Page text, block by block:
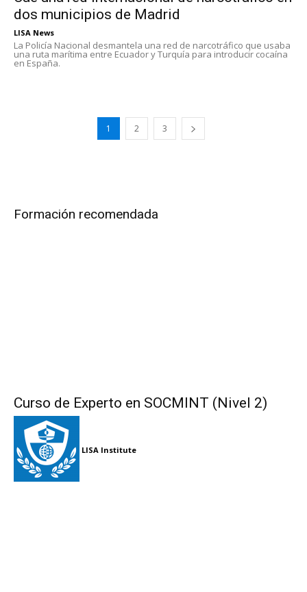
dos municipios de Madrid
LISA News
La Policía Nacional desmantela una red de narcotráfico que usaba
una ruta marítima entre Ecuador y Turquía para introducir cocaína
en España.
1 2 3
Formación recomendada
Curso de Experto en SOCMINT (Nivel 2)
LISA Institute